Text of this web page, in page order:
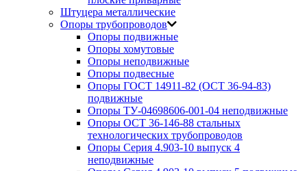
Штуцера металлические
Опоры трубопроводов
Опоры подвижные
Опоры хомутовые
Опоры неподвижные
Опоры подвесные
Опоры ГОСТ 14911-82 (ОСТ 36-94-83)
подвижные
Опоры ТУ-04698606-001-04 неподвижные
Опоры ОСТ 36-146-88 стальных
технологических трубопроводов
Опоры Серия 4.903-10 выпуск 4
неподвижные